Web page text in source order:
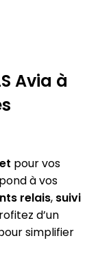
Avia à
pour vos
à vos
relais, suivi
d’un
simplifier